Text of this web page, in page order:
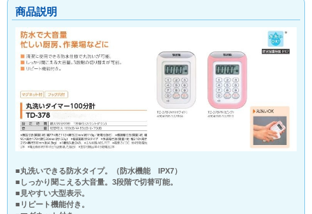
商品説明
■丸洗いできる防水タイプ。（防水機能 IPX7）
■しっかり聞こえる大音量。3段階で切替可能。
■見やすい大型表示。
■リピート機能付き。